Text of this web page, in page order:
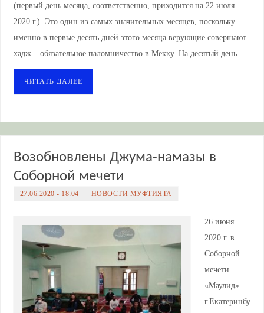
(первый день месяца, соответственно, приходится на 22 июля
2020 г.). Это один из самых значительных месяцев, поскольку
именно в первые десять дней этого месяца верующие совершают
хадж – обязательное паломничество в Мекку. На десятый день…
ЧИТАТЬ ДАЛЕЕ
Возобновлены Джума-намазы в
Соборной мечети
27.06.2020 - 18:04 НОВОСТИ МУФТИЯТА
26 июня
2020 г. в
Соборной
мечети
«Маулид»
г.Екатеринбу